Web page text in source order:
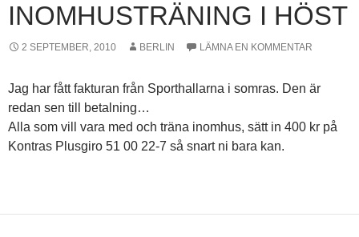
INOMHUSTRÄNING I HÖST
2 SEPTEMBER, 2010 BERLIN LÄMNA EN KOMMENTAR
Jag har fått fakturan från Sporthallarna i somras. Den är
redan sen till betalning…
Alla som vill vara med och träna inomhus, sätt in 400 kr på
Kontras Plusgiro 51 00 22-7 så snart ni bara kan.